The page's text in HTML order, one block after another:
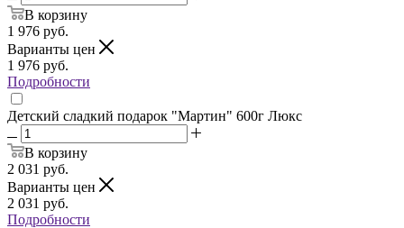
В корзину
1 976 руб.
Варианты цен
1 976 руб.
Подробности
Детский сладкий подарок "Мартин" 600г Люкс
В корзину
2 031 руб.
Варианты цен
2 031 руб.
Подробности